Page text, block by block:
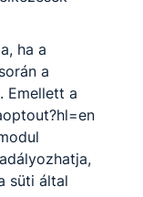
ha a
a
Emellett a
süti által